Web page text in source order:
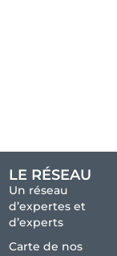
LE RÉSEAU
Un réseau
d’expertes et
d’experts
Carte de nos